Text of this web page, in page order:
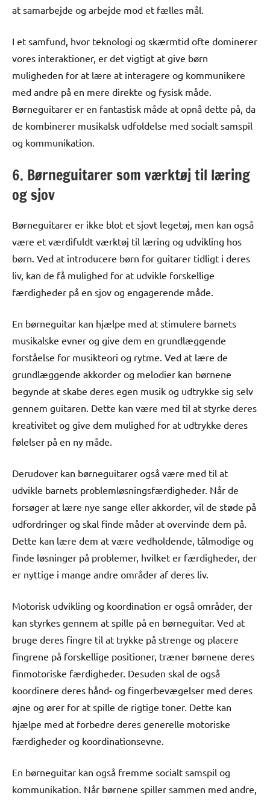
at samarbejde og arbejde mod et fælles mål.
I et samfund, hvor teknologi og skærmtid ofte dominerer
vores interaktioner, er det vigtigt at give børn
muligheden for at lære at interagere og kommunikere
med andre på en mere direkte og fysisk måde.
Børneguitarer er en fantastisk måde at opnå dette på, da
de kombinerer musikalsk udfoldelse med socialt samspil
og kommunikation.
6. Børneguitarer som værktøj til læring
og sjov
Børneguitarer er ikke blot et sjovt legetøj, men kan også
være et værdifuldt værktøj til læring og udvikling hos
børn. Ved at introducere børn for guitarer tidligt i deres
liv, kan de få mulighed for at udvikle forskellige
færdigheder på en sjov og engagerende måde.
En børneguitar kan hjælpe med at stimulere barnets
musikalske evner og give dem en grundlæggende
forståelse for musikteori og rytme. Ved at lære de
grundlæggende akkorder og melodier kan børnene
begynde at skabe deres egen musik og udtrykke sig selv
gennem guitaren. Dette kan være med til at styrke deres
kreativitet og give dem mulighed for at udtrykke deres
følelser på en ny måde.
Derudover kan børneguitarer også være med til at
udvikle barnets problemløsningsfærdigheder. Når de
forsøger at lære nye sange eller akkorder, vil de støde på
udfordringer og skal finde måder at overvinde dem på.
Dette kan lære dem at være vedholdende, tålmodige og
finde løsninger på problemer, hvilket er færdigheder, der
er nyttige i mange andre områder af deres liv.
Motorisk udvikling og koordination er også områder, der
kan styrkes gennem at spille på en børneguitar. Ved at
bruge deres fingre til at trykke på strenge og placere
fingrene på forskellige positioner, træner børnene deres
finmotoriske færdigheder. Desuden skal de også
koordinere deres hånd- og fingerbevægelser med deres
øjne og ører for at spille de rigtige toner. Dette kan
hjælpe med at forbedre deres generelle motoriske
færdigheder og koordinationsevne.
En børneguitar kan også fremme socialt samspil og
kommunikation. Når børnene spiller sammen med andre,